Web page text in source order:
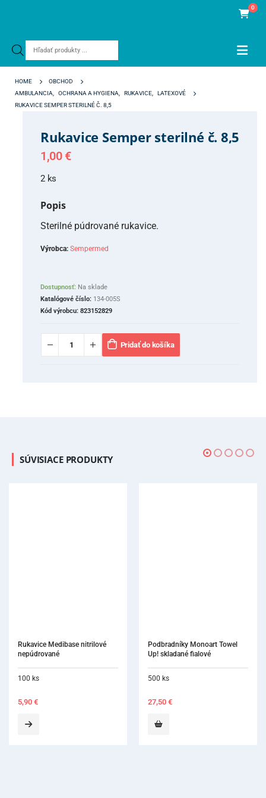
Products
0
HOME
OBCHOD
AMBULANCIA
OCHRANA A HYGIENA RUKAVICE
LATEXOVÉ
RUKAVICE SEMPER STERILNÉ Č. 8,5
Rukavice Semper sterilné č. 8,5
1,00 €
2 ks
Popis
Sterilné púdrované rukavice.
Výrobca: Sempermed
Dostupnosť: Na sklade
Katalógové číslo: 134-005S
Kód výrobcu: 823152829
Pridať do košíka
SÚVISIACE PRODUKTY
Podbradníky Monoart Towel
Up! skladané fialové
500 ks
27,50€